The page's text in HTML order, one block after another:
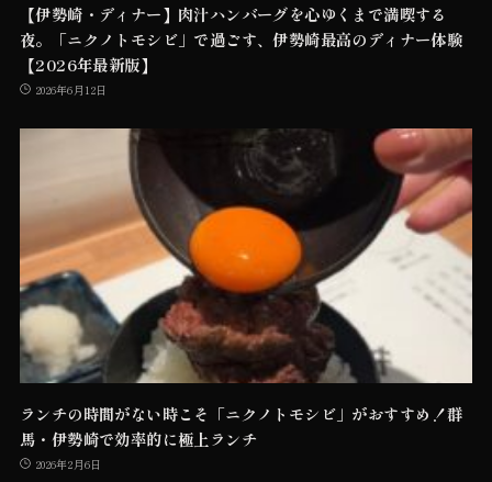
【伊勢崎・ディナー】肉汁ハンバーグを心ゆくまで満喫する
夜。「ニクノトモシビ」で過ごす、伊勢崎最高のディナー体験
【2026年最新版】
2026年6月12日
ランチの時間がない時こそ「ニクノトモシビ」がおすすめ！群
馬・伊勢崎で効率的に極上ランチ
2026年2月6日